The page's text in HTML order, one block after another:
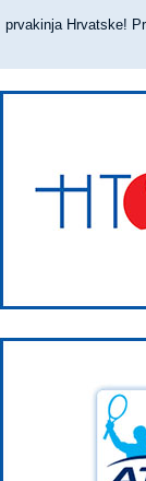
prvakinja Hrvatske!